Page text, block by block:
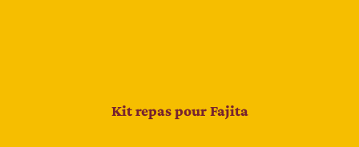
Kit repas pour Fajita